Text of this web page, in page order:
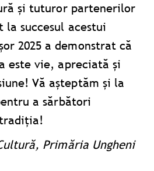
și tuturor partenerilor
succesul acestui
2025 a demonstrat că
este vie, apreciată și
Vă așteptăm și la
a sărbători
Primăria Ungheni